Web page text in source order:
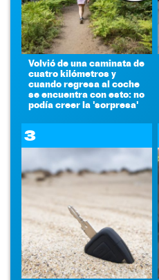
Volvió de una caminata de
cuatro kilómetros y
cuando regresa al coche
se encuentra con esto: no
podía creer la 'sorpresa'
3